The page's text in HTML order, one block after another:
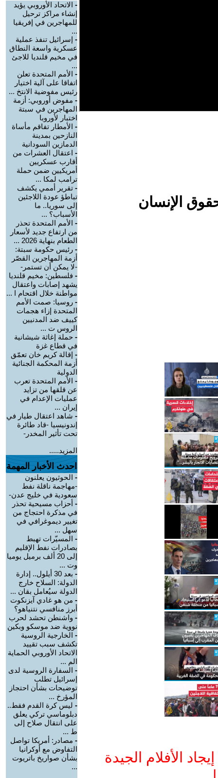
الإنسان
الأفلام الجيدة
- الاتحاد الأوروبي يؤيد
إنشاء مراكز ترحيل
للمهاجرين في إفريقيا
...
- إسرائيل تنفذ عملية
عسكرية واسعة النطاق
في مخيم قلنديا للاجئ
...
- الأمم المتحدة تعلن
اتفاقا على آلية اختيار
رئيس مفوضية الانتخ ...
- مفوض أوروبي: أزمة
المهاجرين في سبتة
اختبار لأوروبا
- الأمطار تفاقم مأساة
النازحين بمدينة
الدمازين السودانية
- اعتقال العشرات من
أقارب عسكريين
أمريكيين ضمن حملة
ترامب لمكا ...
- تقرير أممي يكشف
تباطؤ عودة اللاجئين
إلى سوريا.. ما
الأسباب؟ ...
- الأمم المتحدة تحذر
من ارتفاع جديد لأسعار
الطعام بنهاية 2026 ...
- رئيس حكومة سبتة:
أزمة المهاجرين القصّر
-لا يمكن أن تستمر-
- فلسطين: مخيم قلنديا
يشهد إصابات واعتقال
مواطنة خلال اقتحام ا ...
- روسيا: صمت الأمم
المتحدة إزاء هجمات
كييف ضد المدنيين
الروس ت ...
- حملة إغاثة شيشانية
في قطاع غزة
- إقالة كريم خان تعمّق
أزمة المحكمة الجنائية
الدولية
- الأمم المتحدة تعرب
عن قلقها من تزايد
عمليات الإعدام في
إيران ...
- شاهد اعتقال طيار في
إندونيسيا -قاد طائرة
تحت تأثير المخدر-
المزيد.....
احدث الأخبار المهمة
- الحوثيون يعلنون
-مهاجمة ناقلة نفط
سعودية في خليج عدن-
- أحزاب مسيحية تحذر
في مذكرة احتجاج من
تغيير ديموغرافي في
سهل ...
- المسيّرات تهبط
بصادرات نفط الإقليم
إلى 20 ألف برميل يوميا
وت ...
-
بعد 30 أيلول.. إدارة
الدولة: السلاح خارج
الدولة سيُعامل بقان ...
- من هو غادي آيزنكوت
أبرز منافسي نتنياهو؟
- واشنطن تحشد لحرب
نووية ضد موسكو وبكين
- الخارجية الروسية
تكشف سبب تقييد
الاتحاد الأوروبي الحماية
الم ...
- السفارة الروسية لدى
إسرائيل تطلب
توضيحات بشأن احتجاز
المؤرخ ...
- ليس كرة القدم فقط..
دبلوماسي تركي يعلق
على انتقال صلاح إلى
ط ...
- مصادر: أمريكا تواصل
التفاوض مع أوكرانيا
بشأن صواريخ باتريوت
...